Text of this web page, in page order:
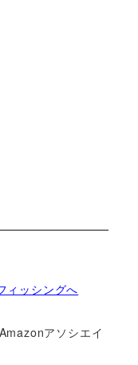
アソシエイ